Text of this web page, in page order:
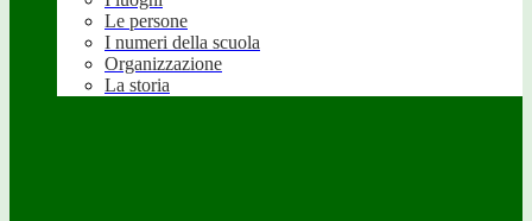
Le persone
I numeri della scuola
Organizzazione
La storia